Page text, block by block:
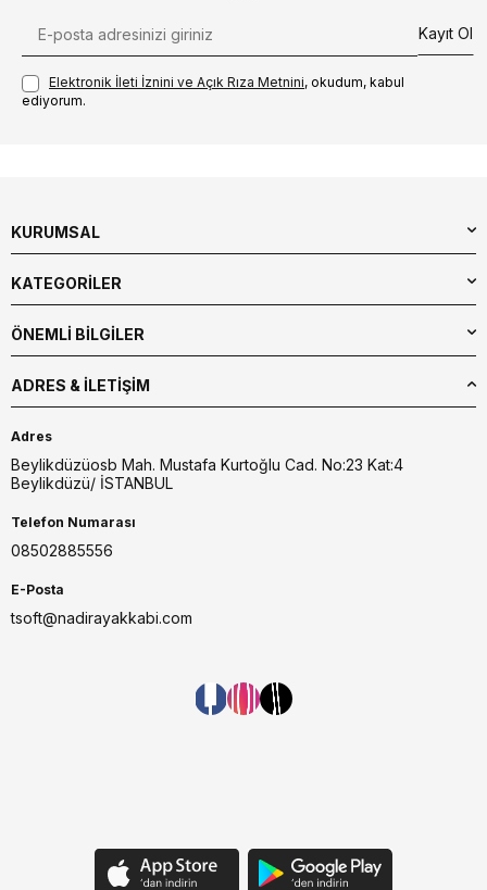
Kayıt Ol
Elektronik İleti İzni‌ni ve Açık Rıza Metni‌ni, okudum, kabul
ediyorum.
KURUMSAL
KATEGORİLER
ÖNEMLİ BİLGİLER
ADRES & İLETIŞIM
Adres
Beylikdüzüosb Mah. Mustafa Kurtoğlu Cad. No:23 Kat:4
Beylikdüzü/ İSTANBUL
Telefon Numarası
08502885556
E-Posta
tsoft@nadirayakkabi.com